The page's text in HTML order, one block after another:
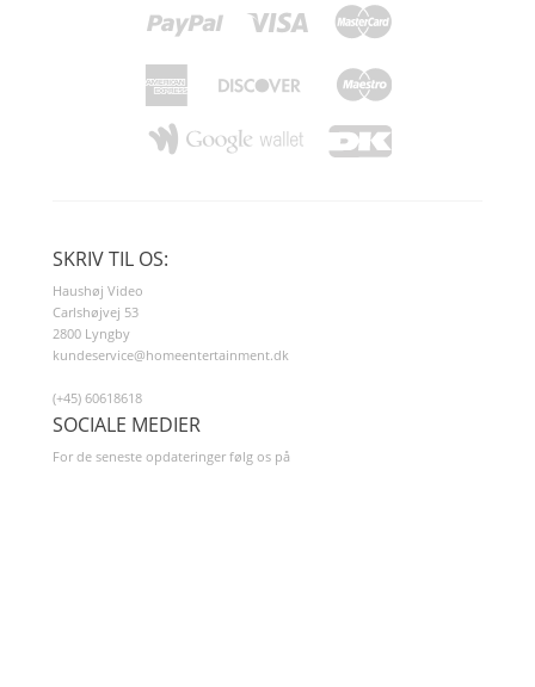
SKRIV TIL OS:
Haushøj Video
Carlshøjvej 53
2800 Lyngby
kundeservice@homeentertainment.dk
(+45) 60618618
SOCIALE MEDIER
For de seneste opdateringer følg os på